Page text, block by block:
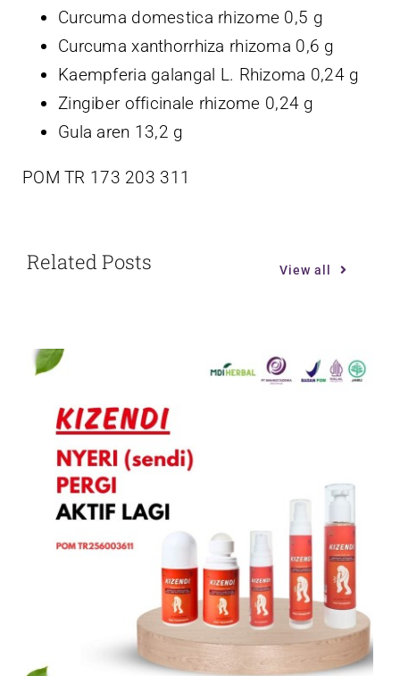
Curcuma domestica rhizome 0,5 g
Curcuma xanthorrhiza rhizoma 0,6 g
Kaempferia galangal L. Rhizoma 0,24 g
Zingiber officinale rhizome 0,24 g
Gula aren 13,2 g
POM TR 173 203 311
Related Posts View all